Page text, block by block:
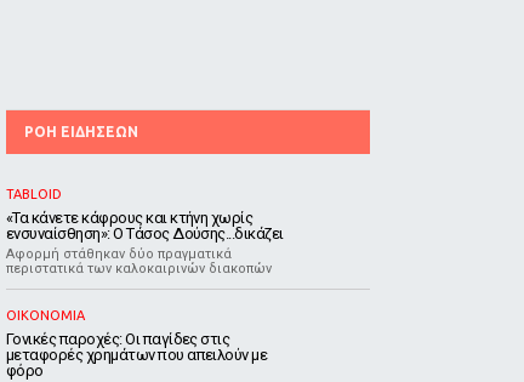
ΡΟΗ ΕΙΔΗΣΕΩΝ
TABLOID
«Τα κάνετε κάφρους και κτήνη χωρίς
ενσυναίσθηση»: Ο Τάσος Δούσης...δικάζει
Αφορμή στάθηκαν δύο πραγματικά
περιστατικά των καλοκαιρινών διακοπών
ΟΙΚΟΝΟΜΙΑ
Γονικές παροχές: Οι παγίδες στις
μεταφορές χρημάτων που απειλούν με
φόρο